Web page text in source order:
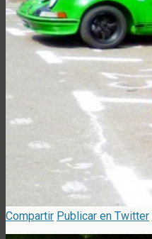
Compartir Publicar en Twitter